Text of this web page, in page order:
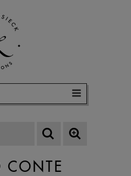
CONTE